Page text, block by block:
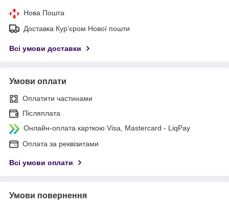
Нова Пошта
Доставка Курʼєром Нової пошти
Всі умови доставки
Умови оплати
Оплатити частинами
Післяплата
Онлайн-оплата карткою Visa, Mastercard - LiqPay
Оплата за реквізитами
Всі умови оплати
Умови повернення